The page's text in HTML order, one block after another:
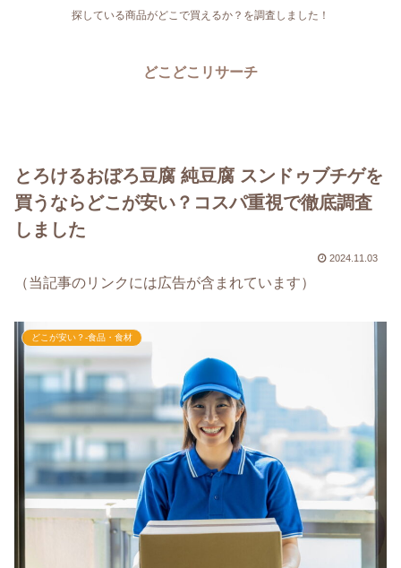
探している商品がどこで買えるか？を調査しました！
どこどこリサーチ
とろけるおぼろ豆腐 純豆腐 スンドゥブチゲを
買うならどこが安い？コスパ重視で徹底調査
しました
2024.11.03
（当記事のリンクには広告が含まれています）
どこが安い？-食品・食材